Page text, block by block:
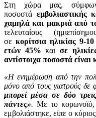
Στη χώρα μας,
ποσοστά εμβολιαστικής
χαμηλά και μακριά από
τελευταίους
σε κορίτσια ηλικίας 9-
ετών 45% καισε
αντίστοιχα ποσοστά
«Η ενημέρωση από την
μόνο από τους γιατρούς δε
μπορεί μέσα σε δύο
πάντες». Με το
εμβολιάστηκε, είπε ο